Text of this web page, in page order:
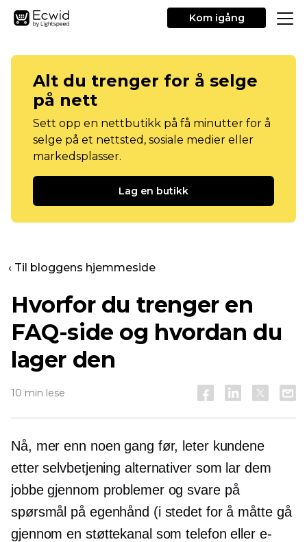
Kom igång
Alt du trenger for å selge
på nett
Sett opp en nettbutikk på få minutter for å
selge på et nettsted, sosiale medier eller
markedsplasser.
Lag en butikk
‹ Til bloggens hjemmeside
Hvorfor du trenger en
FAQ-side og hvordan du
lager den
10 min lese
Nå, mer enn noen gang før, leter kundene
etterselvbetjening alternativer som lar dem
jobbe gjennom problemer og svare på
spørsmål på egenhånd (i stedet for å måtte gå
gjennom en støttekanal som telefon eller e-